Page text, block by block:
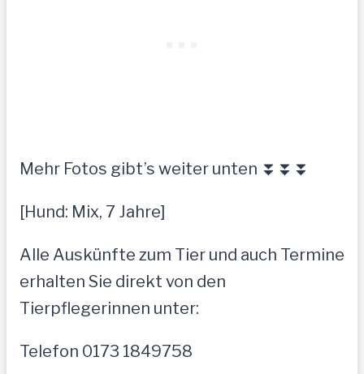
Mehr Fotos gibt’s weiter unten ⏬⏬⏬
[Hund: Mix, 7 Jahre]
Alle Auskünfte zum Tier und auch Termine
erhalten Sie direkt von den
Tierpflegerinnen unter:
Telefon 0173 1849758